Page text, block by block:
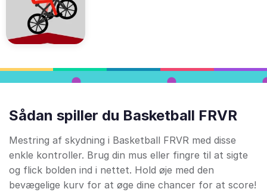
Sådan spiller du Basketball FRVR
Mestring af skydning i Basketball FRVR med disse
enkle kontroller. Brug din mus eller fingre til at sigte
og flick bolden ind i nettet. Hold øje med den
bevægelige kurv for at øge dine chancer for at score!